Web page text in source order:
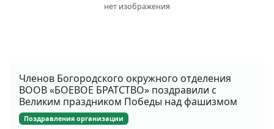
нет изображения
Членов Богородского окружного отделения
ВООВ «БОЕВОЕ БРАТСТВО» поздравили с
Великим праздником Победы над фашизмом
Поздравления организации